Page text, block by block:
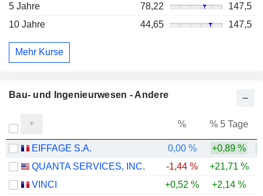
5 Jahre
78,22
147,5
10 Jahre
44,65 147,5
Mehr Kurse
Bau- und Ingenieurwesen - Andere
% % 5 Tage
EIFFAGE S.A. 0,00 % +0,89 %
QUANTA SERVICES, INC.
-1,44 % +21,71 %
VINCI
+0,52 % +2,14 %